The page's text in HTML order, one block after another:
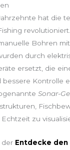
hat die
Bohren mit
durch
ersetzt, die
Kontrolle
Sonar-
zu
der Entdecke den